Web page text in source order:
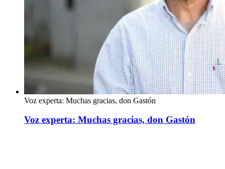
Voz experta: Muchas gracias, don Gastón
Voz experta: Muchas gracias, don Gastón